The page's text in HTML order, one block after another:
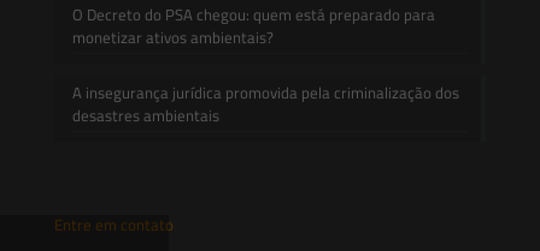
O Decreto do PSA chegou: quem está preparado para
monetizar ativos ambientais?
A insegurança jurídica promovida pela criminalização dos
desastres ambientais
Entre em contato